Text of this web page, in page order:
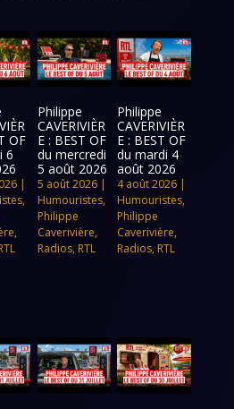
OF
6
|
,
,
Philippe
CAVERIVIÈR
E : BEST OF
du mercredi
5 août 2026
5 août 2026|
Humouristes,
Philippe
Caverivière,
Radios, RTL
Philippe
CAVERIVIÈR
E : BEST OF
du mardi 4
août 2026
4 août 2026 |
Humouristes,
Philippe
Caverivière,
Radios, RTL